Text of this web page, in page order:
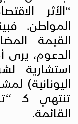
“الأثر
المواطن.
القيمة
الدعوم، يرى
استشارية
اليونانية)
تنتهي كـ
القائمة.